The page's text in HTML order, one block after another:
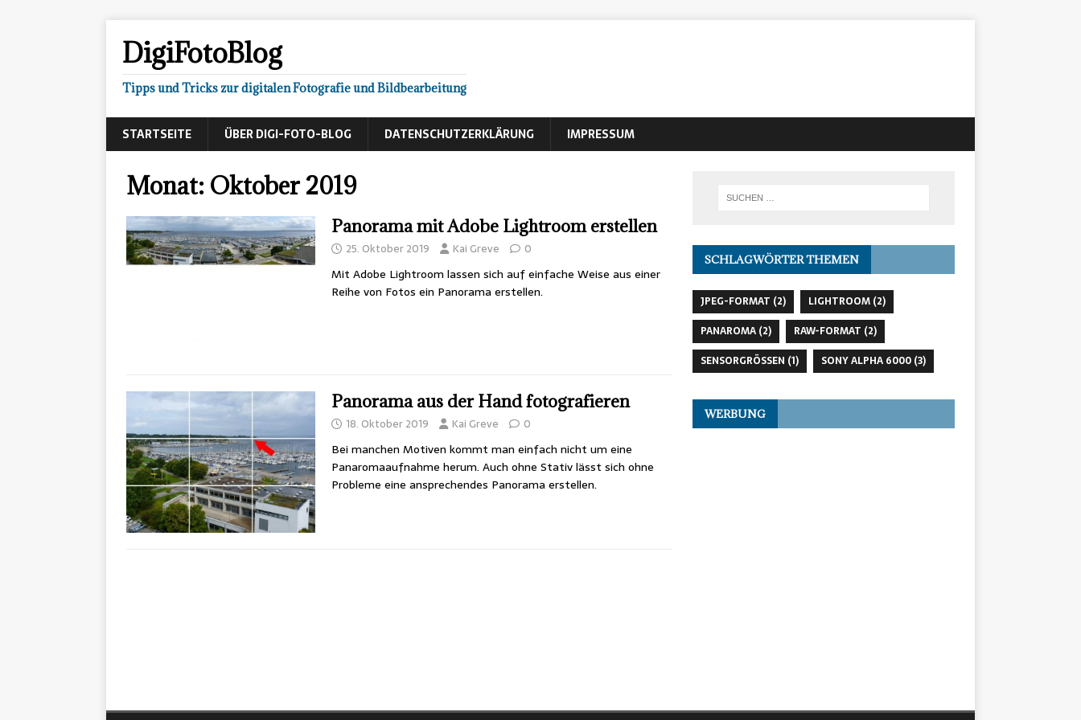
DigiFotoBlog
Tipps und Tricks zur digitalen Fotografie und Bildbearbeitung
STARTSEITE ÜBER DIGI-FOTO-BLOG DATENSCHUTZERKLÄRUNG IMPRESSUM
Monat: Oktober 2019
Panorama mit Adobe Lightroom erstellen
25. Oktober 2019 Kai Greve 0
Mit Adobe Lightroom lassen sich auf einfache Weise aus einer
Reihe von Fotos ein Panorama erstellen.
Panorama aus der Hand fotografieren
18. Oktober 2019 Kai Greve 0
Bei manchen Motiven kommt man einfach nicht um eine
Panaromaaufnahme herum. Auch ohne Stativ lässt sich ohne
Probleme eine ansprechendes Panorama erstellen.
SCHLAGWÖRTER THEMEN
JPEG-FORMAT (2) LIGHTROOM(2)
PANAROMA(2) RAW-FORMAT (2)
SENSORGRÖSSEN
(1) SONY ALPHA 6000(3)
WERBUNG